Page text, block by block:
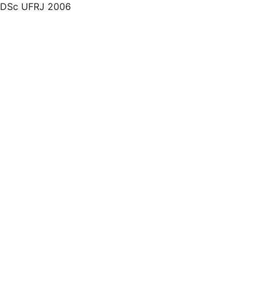
DSc UFRJ 2006